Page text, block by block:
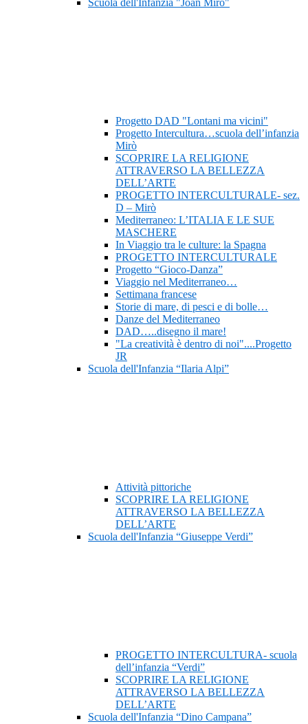
Scuola dell'Infanzia "Joan Mirò"
Progetto DAD "Lontani ma vicini"
Progetto Intercultura…scuola dell’infanzia
Mirò
SCOPRIRE LA RELIGIONE
ATTRAVERSO LA BELLEZZA
DELL’ARTE
PROGETTO INTERCULTURALE- sez.
D – Mirò
Mediterraneo: L’ITALIA E LE SUE
MASCHERE
In Viaggio tra le culture: la Spagna
PROGETTO INTERCULTURALE
Progetto “Gioco-Danza”
Viaggio nel Mediterraneo…
Settimana francese
Storie di mare, di pesci e di bolle…
Danze del Mediterraneo
DAD…..disegno il mare!
"La creatività è dentro di noi"....Progetto
JR
Scuola dell'Infanzia “Ilaria Alpi”
Attività pittoriche
SCOPRIRE LA RELIGIONE
ATTRAVERSO LA BELLEZZA
DELL’ARTE
Scuola dell'Infanzia “Giuseppe Verdi”
PROGETTO INTERCULTURA- scuola
dell’infanzia “Verdi”
SCOPRIRE LA RELIGIONE
ATTRAVERSO LA BELLEZZA
DELL’ARTE
Scuola dell'Infanzia “Dino Campana”